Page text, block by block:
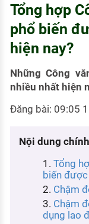
Việc làm lương
Việc làm tốt
CÔNG TY
Tạo CV trực
MẪU CV THEO
Mẫu CV đơn giản
Mẫu CV hiện đại
Tính trợ cấp
PHÁP LUẬT LAO
Lao động và
Thuế thu nhập
Chính sách lao
KHÁM PHÁ
Tử vi nghề
Kỹ năng nghề
Tổng hợp
phổ biến
hiện nay?
Những Công
nhiều nhất hiện
Đăng bài: 09:05
Nội dung chính
Tổng
biến
Chậm
Chậm
dụng lao